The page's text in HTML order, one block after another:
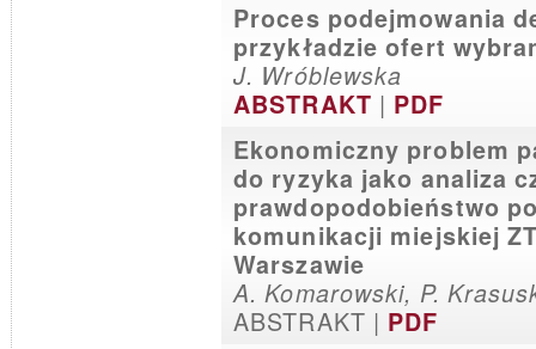
Proces podejmowania
przykładzie ofert
J. Wróblewska
ABSTRAKT | PDF
Ekonomiczny problem
do ryzyka jako analiza
prawdopodobieństwo
komunikacji miejskiej
Warszawie
A. Komarowski, P.
ABSTRAKT | PDF